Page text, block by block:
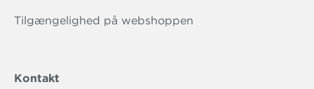
Tilgængelighed på webshoppen
Kontakt